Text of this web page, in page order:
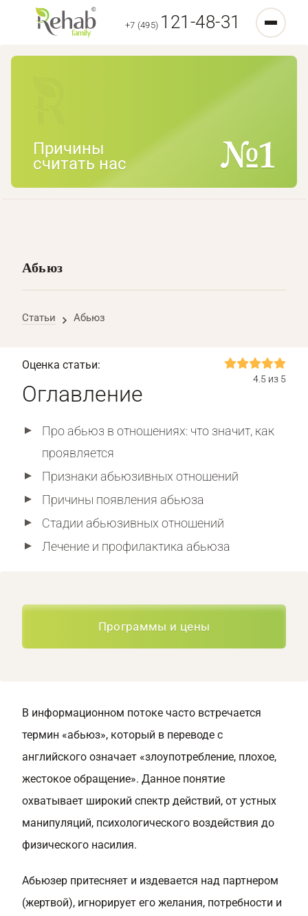
+7 (495) 121-48-31
Причины
считать нас
Абьюз
Статьи Абьюз
Оценка статьи:
4.5 из 5
Оглавление
Про абьюз в отношениях: что значит, как
проявляется
Признаки абьюзивных отношений
Причины появления абьюза
Стадии абьюзивных отношений
Лечение и профилактика абьюза
Программы и цены
В информационном потоке часто встречается
термин «абьюз», который в переводе с
английского означает «злоупотребление, плохое,
жестокое обращение». Данное понятие
охватывает широкий спектр действий, от устных
манипуляций, психологического воздействия до
физического насилия.
Абьюзер притесняет и издевается над партнером
(жертвой), игнорирует его желания, потребности и